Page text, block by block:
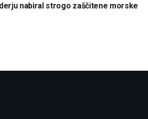
nabiral strogo zaščitene morske